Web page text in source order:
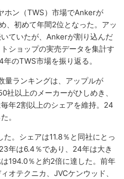
ホン（TWS）市場でAnkerが
、初めて年間2位となった。アッ
ていたが、Ankerが割り込んだ
ショップの実売データを集計す
のTWS市場を振り返る。
量ランキングは、アップルが
社以上のメーカーがひしめき、
年2割以上のシェアを維持。24
。
。シェアは11.8％と同社にとっ
年は6.4％であり、24年は大き
194.0％と約2倍に達した。前年
オテクニカ、JVCケンウッド、